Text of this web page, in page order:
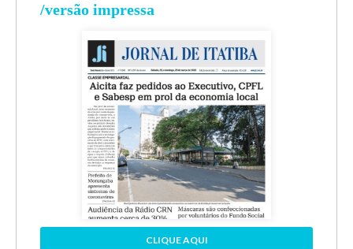
/versão impressa
CLIQUE AQUI